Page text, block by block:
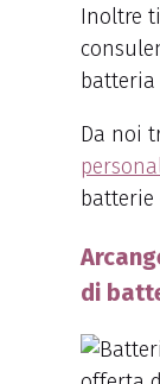
Inoltre
batteria
Da noi
di